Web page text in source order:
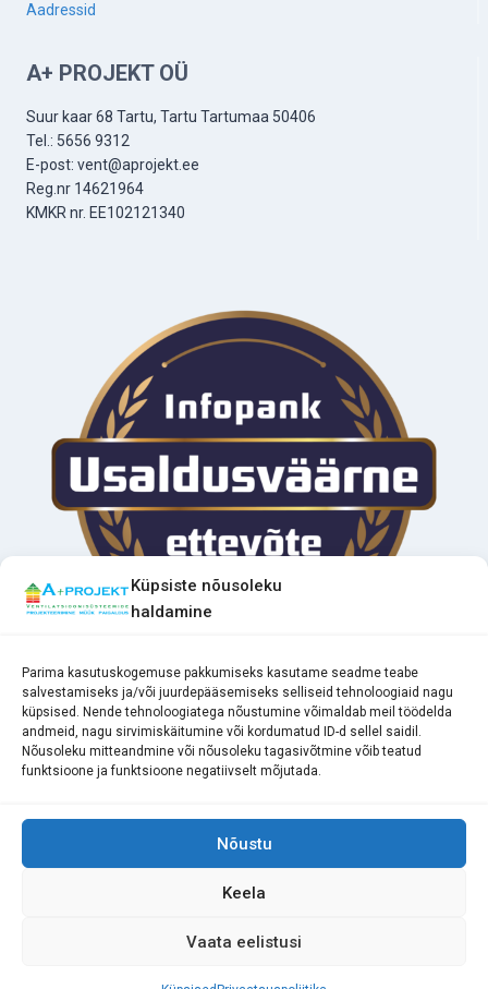
Küpsiste nõusoleku
haldamine
Parima kasutuskogemuse pakkumiseks kasutame seadme teabe
salvestamiseks ja/või juurdepääsemiseks selliseid tehnoloogiaid nagu
küpsised. Nende tehnoloogiatega nõustumine võimaldab meil töödelda
andmeid, nagu sirvimiskäitumine või kordumatud ID-d sellel saidil.
Nõusoleku mitteandmine või nõusoleku tagasivõtmine võib teatud
funktsioone ja funktsioone negatiivselt mõjutada.
Nõustu
Keela
Vaata eelistusi
Aadressid
A+ PROJEKT OÜ
Suur kaar 68 Tartu, Tartu Tartumaa 50406
Tel.: 5656 9312
E-post: vent@aprojekt.ee
Reg.nr 14621964
KMKR nr. EE102121340
© 2026 A+ PROJEKT OÜ